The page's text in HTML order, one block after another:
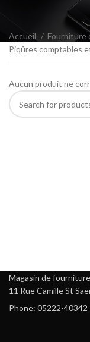
Accueil
Fourniture
Piqûres comptables
Aucun produit ne
Magasin de
11 Rue Camille St
Phone: 05222-40342